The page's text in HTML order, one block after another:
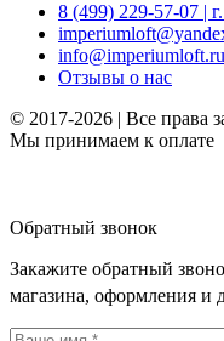
8 (499) 229-57-07 |
info@imperiumloft.ru
Отзывы о нас
© 2017-2026 | Все права
Мы принимаем к оплате
Обратный звонок
Закажите обратный
магазина, оформления и